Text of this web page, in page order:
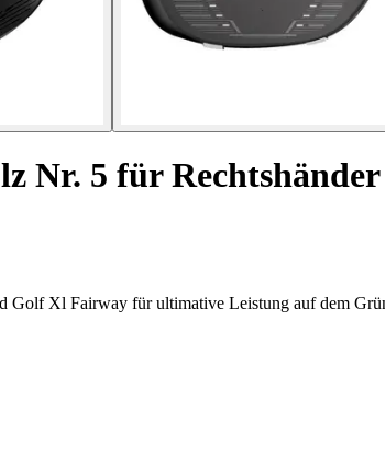
Nr. 5 für
Golf Xl Fairway für ultimative Leistung auf dem